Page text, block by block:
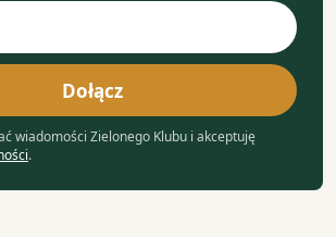
Dołącz
wiadomości Zielonego Klubu i akceptuję
.